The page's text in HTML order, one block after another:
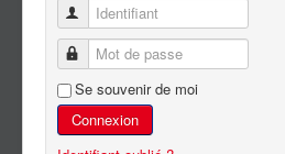
Identifiant
Mot de passe
Se souvenir de moi
Connexion